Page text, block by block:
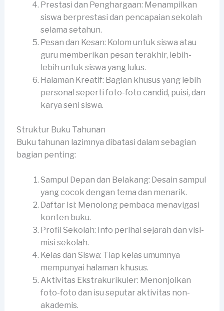
Prestasi dan Penghargaan: Menampilkan
siswa berprestasi dan pencapaian sekolah
selama setahun.
Pesan dan Kesan: Kolom untuk siswa atau
guru memberikan pesan terakhir, lebih-
lebih untuk siswa yang lulus.
Halaman Kreatif: Bagian khusus yang lebih
personal seperti foto-foto candid, puisi, dan
karya seni siswa.
Struktur Buku Tahunan
Buku tahunan lazimnya dibatasi dalam sebagian
bagian penting:
Sampul Depan dan Belakang: Desain sampul
yang cocok dengan tema dan menarik.
Daftar Isi: Menolong pembaca menavigasi
konten buku.
Profil Sekolah: Info perihal sejarah dan visi-
misi sekolah.
Kelas dan Siswa: Tiap kelas umumnya
mempunyai halaman khusus.
Aktivitas Ekstrakurikuler: Menonjolkan
foto-foto dan isu seputar aktivitas non-
akademis.